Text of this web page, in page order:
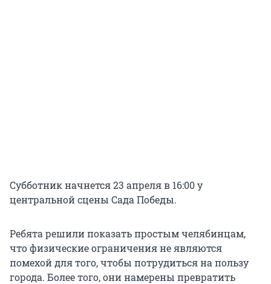
Субботник начнется 23 апреля в 16:00 у
центральной сцены Сада Победы.
Ребята решили показать простым челябинцам,
что физические ограничения не являются
помехой для того, чтобы потрудиться на пользу
города. Более того, они намерены превратить